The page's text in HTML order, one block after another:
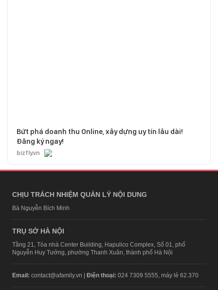
Bứt phá doanh thu Online, xây dựng uy tín lâu dài!
Đăng ký ngay!
bizfly.vn
CHỊU TRÁCH NHIỆM QUẢN LÝ NỘI DUNG
Bà Nguyễn Bích Minh
TRỤ SỞ HÀ NỘI
Tầng 21, Tòa nhà Center Building, Hapulico Complex, Số 01, phố
Nguyễn Huy Tưởng, phường Thanh Xuân, thành phố Hà Nội
Email: contact@afamily.vn | Điện thoại: 024 7309 5555, máy lẻ 62.370